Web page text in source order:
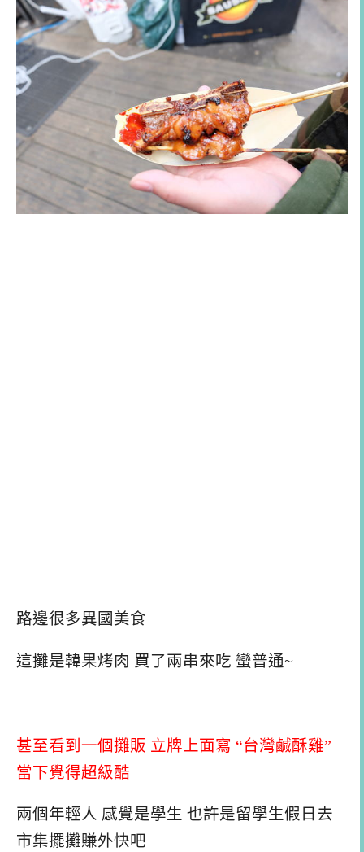
路邊很多異國美食
這攤是韓果烤肉 買了兩串來吃 蠻普通~
甚至看到一個攤販 立牌上面寫 “台灣鹹酥雞”
當下覺得超級酷
兩個年輕人 感覺是學生 也許是留學生假日去
市集擺攤賺外快吧